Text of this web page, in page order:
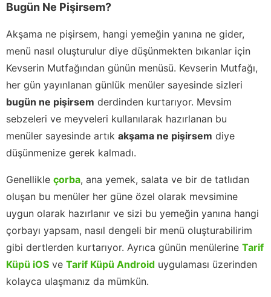
Bugün Ne Pişirsem?
Akşama ne pişirsem, hangi yemeğin yanına ne gider,
menü nasıl oluşturulur diye düşünmekten bıkanlar için
Kevserin Mutfağından günün menüsü. Kevserin Mutfağı,
her gün yayınlanan günlük menüler sayesinde sizleri
bugün ne pişirsem derdinden kurtarıyor. Mevsim
sebzeleri ve meyveleri kullanılarak hazırlanan bu
menüler sayesinde artık akşama ne pişirsem diye
düşünmenize gerek kalmadı.
Genellikle çorba, ana yemek, salata ve bir de tatlıdan
oluşan bu menüler her güne özel olarak mevsimine
uygun olarak hazırlanır ve sizi bu yemeğin yanına hangi
çorbayı yapsam, nasıl dengeli bir menü oluşturabilirim
gibi dertlerden kurtarıyor. Ayrıca günün menülerine Tarif
Küpü iOS ve Tarif Küpü Android uygulaması üzerinden
kolayca ulaşmanız da mümkün.